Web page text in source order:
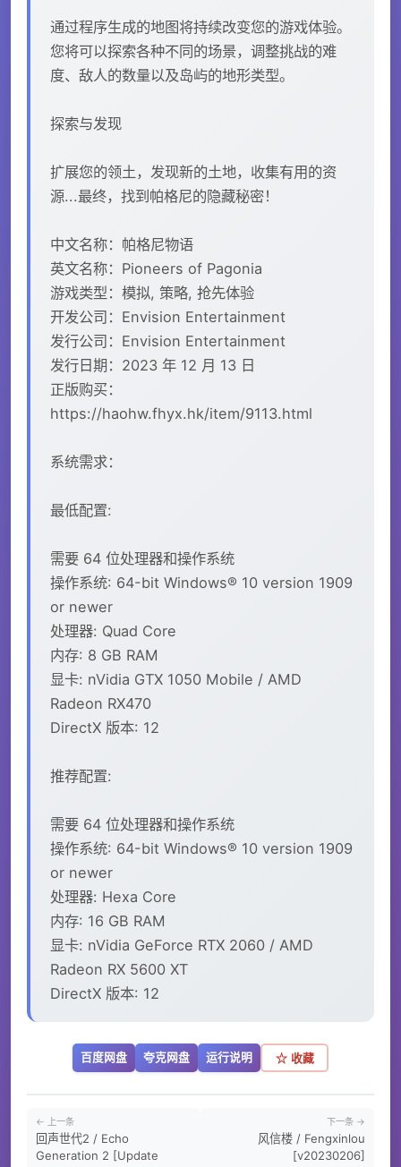
通过程序生成的地图将持续改变您的游戏体验。
您将可以探索各种不同的场景，调整挑战的难
度、敌人的数量以及岛屿的地形类型。
探索与发现
扩展您的领土，发现新的土地，收集有用的资
源...最终，找到帕格尼的隐藏秘密！
中文名称：帕格尼物语
英文名称：Pioneers of Pagonia
游戏类型：模拟, 策略, 抢先体验
开发公司：Envision Entertainment
发行公司：Envision Entertainment
发行日期：2023 年 12 月 13 日
正版购买：
https://haohw.fhyx.hk/item/9113.html
系统需求：
最低配置:
需要 64 位处理器和操作系统
操作系统: 64-bit Windows® 10 version 1909
or newer
处理器: Quad Core
内存: 8 GB RAM
显卡: nVidia GTX 1050 Mobile / AMD
Radeon RX470
DirectX 版本: 12
推荐配置:
需要 64 位处理器和操作系统
操作系统: 64-bit Windows® 10 version 1909
or newer
处理器: Hexa Core
内存: 16 GB RAM
显卡: nVidia GeForce RTX 2060 / AMD
Radeon RX 5600 XT
DirectX 版本: 12
百度网盘 夸克网盘 运行说明 ☆ 收藏
← 上一条
回声世代2 / Echo
Generation 2 [Update
下一条 →
风信楼 / Fengxinlou
[v20230206]